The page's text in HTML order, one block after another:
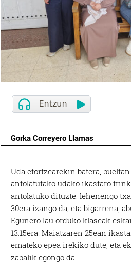
Gorka Correyero Llamas
Uda etortzearekin batera,
antolatutako udako ikastaro
antolatuko dituzte: lehenengo
30era izango da; eta bigarrena,
Egunero lau orduko klaseak
13:15era. Maiatzaren 25ean
emateko epea irekiko dute, eta
zabalik egongo da.